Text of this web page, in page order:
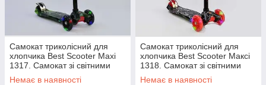
Самокат триколісний для
хлопчика Best Scooter Maxi
1317. Самокат зі світними
колесами
Немає в наявності
Самокат триколісний для
хлопчика Best Scooter Максі
1318. Самокат зі світними
колесами
Немає в наявності